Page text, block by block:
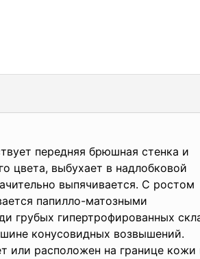
передняя брюшная стенка и
цвета, выбухает в надлобковой
выпячивается. С ростом
папилло-матозными
грубых гипертрофированных
конусовидных возвышений.
или расположен на границе кожи